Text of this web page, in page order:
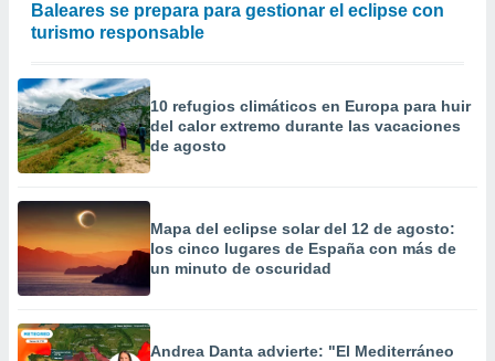
Baleares se prepara para gestionar el eclipse con
turismo responsable
10 refugios climáticos en Europa para huir
del calor extremo durante las vacaciones
de agosto
Mapa del eclipse solar del 12 de agosto:
los cinco lugares de España con más de
un minuto de oscuridad
Andrea Danta advierte: "El Mediterráneo